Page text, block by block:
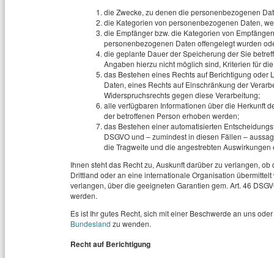
die Zwecke, zu denen die personenbezogenen
die Kategorien von personenbezogenen Daten,
die Empfänger bzw. die Kategorien von
personenbezogenen Daten offengelegt wurden
die geplante Dauer der Speicherung der Sie
Angaben hierzu nicht möglich sind, Kriterien für
das Bestehen eines Rechts auf Berichtigung
Daten, eines Rechts auf Einschränkung der
Widerspruchsrechts gegen diese Verarbeitung;
alle verfügbaren Informationen über die Herkunft
der betroffenen Person erhoben werden;
das Bestehen einer automatisierten
DSGVO und – zumindest in diesen Fällen –
die Tragweite und die angestrebten
Ihnen steht das Recht zu, Auskunft darüber zu verlangen,
Drittland oder an eine internationale Organisation
verlangen, über die geeigneten Garantien gem. Art. 46
werden.
Es ist Ihr gutes Recht, sich mit einer Beschwerde an uns
Bundesland zu wenden.
Recht auf Berichtigung